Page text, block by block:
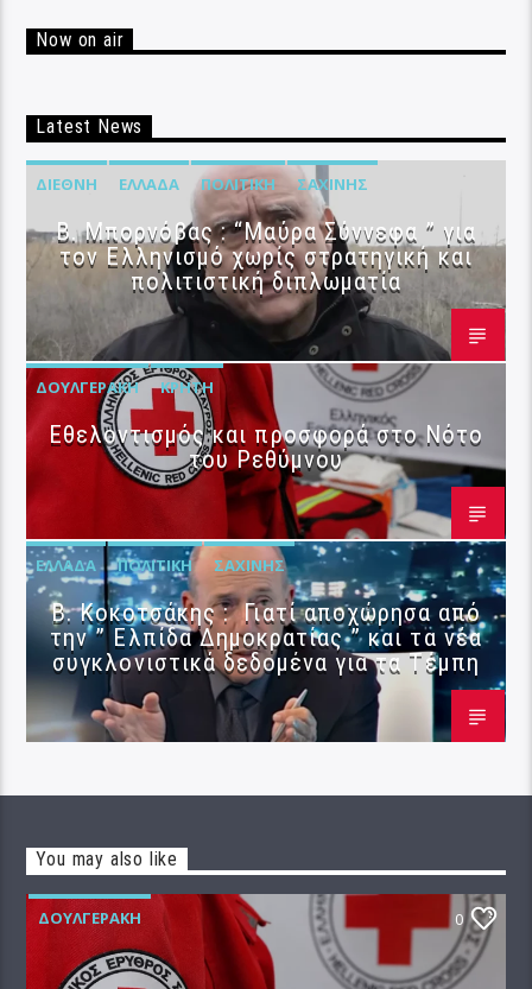
Now on air
Latest News
ΔΙΕΘΝΉ ΕΛΛΆΔΑ ΠΟΛΙΤΙΚΉ ΣΑΧΊΝΗΣ
B. Μπορνόβας : “Μαύρα Σύννεφα ” για
τον Ελληνισμό χωρίς στρατηγική και
πολιτιστική διπλωματία
ΔΟΥΛΓΕΡΆΚΗ ΚΡΉΤΗ
Εθελοντισμός και προσφορά στο Νότο
του Ρεθύμνου
ΕΛΛΆΔΑ ΠΟΛΙΤΙΚΉ ΣΑΧΊΝΗΣ
Β. Κοκοτσάκης : Γιατί αποχώρησα από
την ” Ελπίδα Δημοκρατίας ” και τα νέα
συγκλονιστικά δεδομένα για τα Τέμπη
You may also like
ΔΟΥΛΓΕΡΆΚΗ 0